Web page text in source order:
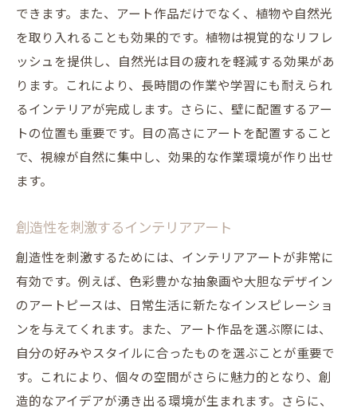
できます。また、アート作品だけでなく、植物や自然光
を取り入れることも効果的です。植物は視覚的なリフレ
ッシュを提供し、自然光は目の疲れを軽減する効果があ
ります。これにより、長時間の作業や学習にも耐えられ
るインテリアが完成します。さらに、壁に配置するアー
トの位置も重要です。目の高さにアートを配置すること
で、視線が自然に集中し、効果的な作業環境が作り出せ
ます。
創造性を刺激するインテリアアート
創造性を刺激するためには、インテリアアートが非常に
有効です。例えば、色彩豊かな抽象画や大胆なデザイン
のアートピースは、日常生活に新たなインスピレーショ
ンを与えてくれます。また、アート作品を選ぶ際には、
自分の好みやスタイルに合ったものを選ぶことが重要で
す。これにより、個々の空間がさらに魅力的となり、創
造的なアイデアが湧き出る環境が生まれます。さらに、